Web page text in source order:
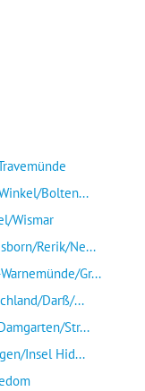
Bolten...
Wismar
Rerik/Ne...
Gr...
Darß/...
Str...
Insel Hid...